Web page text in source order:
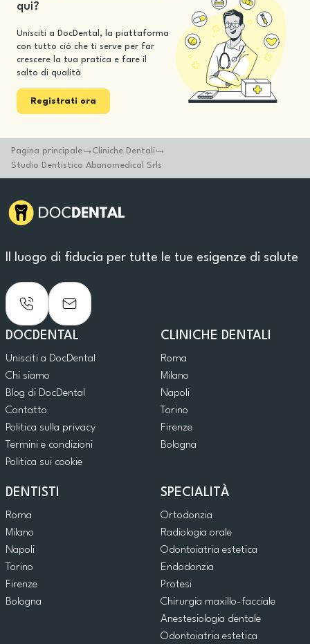
qui?
Unisciti a DocDental, la piattaforma
con tutto ciò che ti serve per far
crescere la tua pratica e fare il
salto di qualità
Registrati ora
Pagina principale
Cliniche Dentali
Studio Dentistico Abanomedical Srls
Il luogo di fiducia per tutte le tue esigenze di salute
DOCDENTAL
Unisciti a DocDental
Chi siamo
Blog di DocDental
Contatto
Politica sulla privacy
Termini e condizioni
Politica sui cookie
CLINICHE DENTALI
Roma
Milano
Napoli
Torino
Firenze
Bologna
DENTISTI
Roma
Milano
Napoli
Torino
Firenze
Bologna
SPECIALITÀ
Ortodonzia
Radiologia orale
Odontoiatria estetica
Endodonzia
Protesi
Chirurgia maxillo-facciale
Anestesiologia dentale
Odontoiatria estetica